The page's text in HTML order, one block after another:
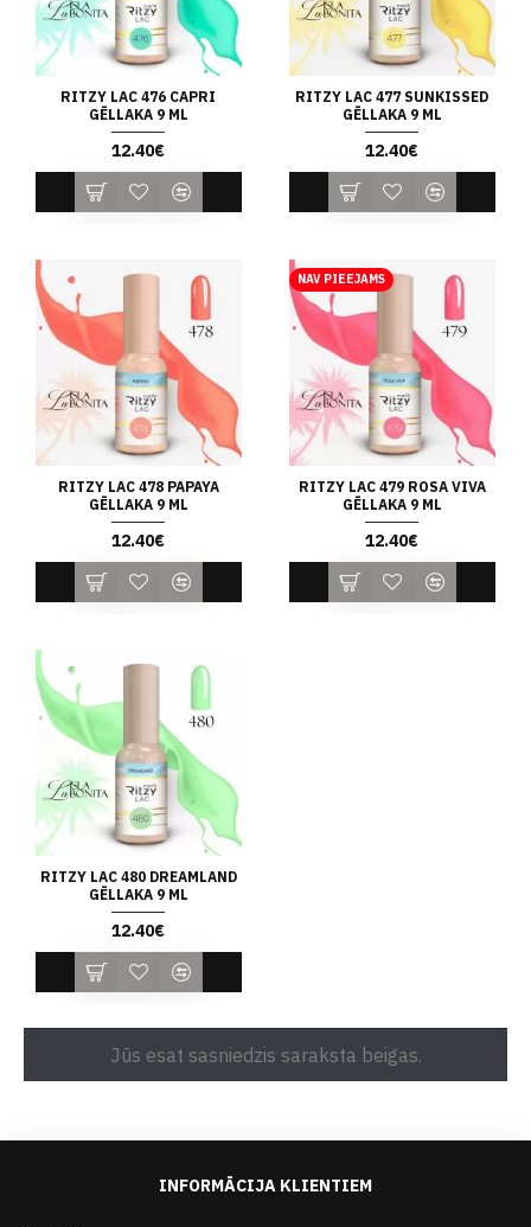
RITZY LAC 476 CAPRI
GĒLLAKA 9 ML
12.40€
RITZY LAC 477 SUNKISSED
GĒLLAKA 9 ML
12.40€
RITZY LAC 478 PAPAYA
GĒLLAKA 9 ML
12.40€
NAV PIEEJAMS
RITZY LAC 479 ROSA VIVA
GĒLLAKA 9 ML
12.40€
RITZY LAC 480 DREAMLAND
GĒLLAKA 9 ML
12.40€
Jūs esat sasniedzis saraksta beigas.
INFORMĀCIJA KLIENTIEM